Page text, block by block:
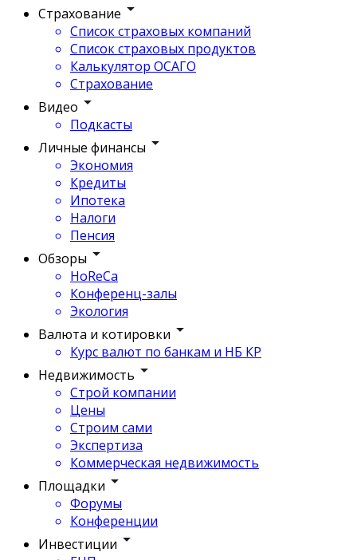
Страхование
Список страховых компаний
Список страховых продуктов
Калькулятор ОСАГО
Страхование
Видео
Подкасты
Личные финансы
Экономия
Кредиты
Ипотека
Налоги
Пенсия
Обзоры
HoReCa
Конференц-залы
Экология
Валюта и котировки
Курс валют по банкам и НБ КР
Недвижимость
Строй компании
Цены
Строим сами
Экспертиза
Коммерческая недвижимость
Площадки
Форумы
Конференции
Инвестиции